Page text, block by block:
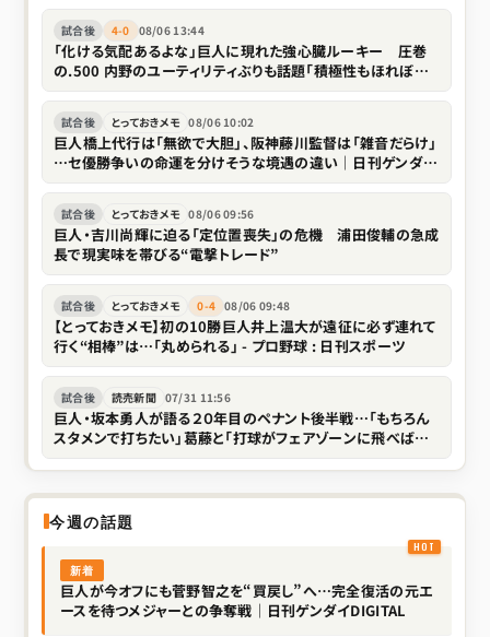
試合後 4-0 08/06 13:44
「化ける気配あるよな」巨人に現れた強心臓ルーキー 圧巻
の.500 内野のユーティリティぶりも話題「積極性もほれぼれ
試合後 とっておきメモ 08/06 10:02
巨人橋上代行は「無欲で大胆」、阪神藤川監督は「雑音だらけ」
…セ優勝争いの命運を分けそうな境遇の違い｜日刊ゲンダイ
試合後 とっておきメモ 08/06 09:56
巨人・吉川尚輝に迫る「定位置喪失」の危機 浦田俊輔の急成
長で現実味を帯びる“電撃トレード”
試合後 とっておきメモ 0-4 08/06 09:48
【とっておきメモ】初の10勝巨人井上温大が遠征に必ず連れて
行く“相棒”は…「丸められる」 - プロ野球 : 日刊スポーツ
試合後 読売新聞 07/31 11:56
巨人・坂本勇人が語る２０年目のペナント後半戦…「もちろん
スタメンで打ちたい」葛藤と「打球がフェアゾーンに飛べばい
今週の話題
新着
巨人が今オフにも菅野智之を“買戻し”へ…完全復活の元エ
ースを待つメジャーとの争奪戦｜日刊ゲンダイDIGITAL